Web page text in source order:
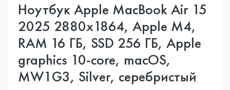
Ноутбук Apple MacBook Air 15
2025 2880x1864, Apple M4,
RAM 16 ГБ, SSD 256 ГБ, Apple
graphics 10-core, macOS,
MW1G3, Silver, серебристый